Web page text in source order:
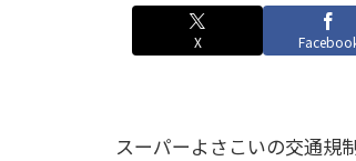
X
スーパーよさこいの交通規